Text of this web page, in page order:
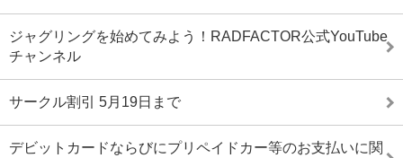
ジャグリングを始めてみよう！RADFACTOR公式YouTube
チャンネル
サークル割引 5月19日まで
デビットカードならびにプリペイドカー等のお支払いに関